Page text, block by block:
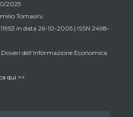
2025
Tomasini.
in data 26-10-2005 | ISSN 2498-
dell’Informazione Economica
qui >>